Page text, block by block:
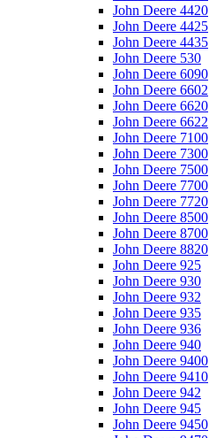
John Deere 4420
John Deere 4425
John Deere 4435
John Deere 530
John Deere 6090
John Deere 6602
John Deere 6620
John Deere 6622
John Deere 7100
John Deere 7300
John Deere 7500
John Deere 7700
John Deere 7720
John Deere 8500
John Deere 8700
John Deere 8820
John Deere 925
John Deere 930
John Deere 932
John Deere 935
John Deere 936
John Deere 940
John Deere 9400
John Deere 9410
John Deere 942
John Deere 945
John Deere 9450